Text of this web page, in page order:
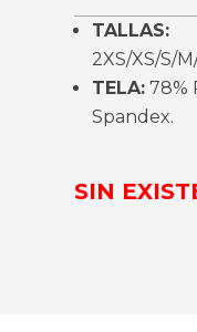
TALLAS:
2XS/XS/S/
TELA: 78%
Spandex.
SIN